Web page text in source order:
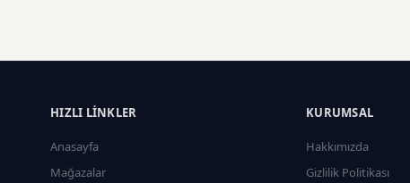
HIZLI LINKLER
Anasayfa
Mağazalar
KURUMSAL
Hakkımızda
Gizlilik Politikası